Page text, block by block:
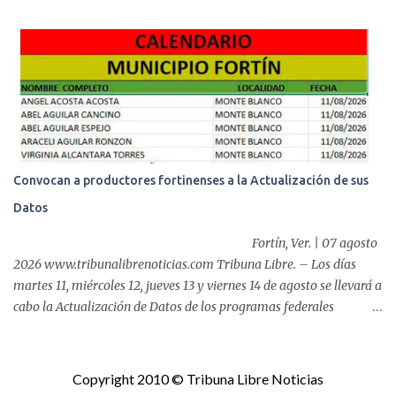
Días y Primera Infancia” que inició este miércoles en la cabecera
municipal. Se trata de una estrategia que busca contribuir al
desarrollo y la nutrición de niñas, niños y mujeres en esta
importante etapa de vida. Durante la jornada, en la explanada del
Súper Ahorros, el director del organismo asistencial, Lic. Carlos
Adiel Pereda, realizó un recorrido por las sedes de entre...
Convocan a productores fortinenses a la Actualización de sus
Datos
Fortín, Ver. | 07 agosto
2026 www.tribunalibrenoticias.com Tribuna Libre. – Los días
martes 11, miércoles 12, jueves 13 y viernes 14 de agosto se llevará a
cabo la Actualización de Datos de los programas federales
municipio sobre este proceso que realizará la Secretaría de
Copyright 2010 © Tribuna Libre Noticias